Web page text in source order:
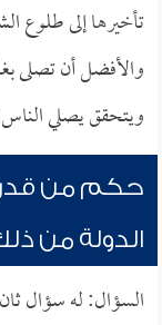
تأخيرها إلى
والأفضل أن تصلى
ويتحقق يصلي
حكم من قدر
الدولة من
السؤال: له سؤال